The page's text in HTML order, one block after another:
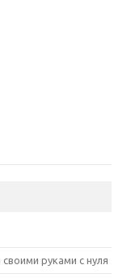
руками с нуля